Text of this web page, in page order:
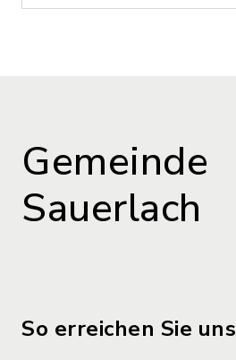
Gemeinde
Sauerlach
So erreichen Sie uns